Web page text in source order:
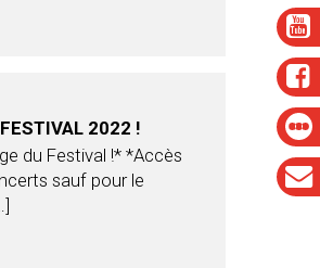
2022 !
du Festival !* *Accès
sauf pour le